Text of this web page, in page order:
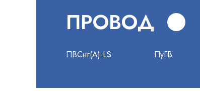
ПРОВОД
ПВСнг(А)-LS ПуГВ